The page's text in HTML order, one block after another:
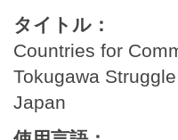
タイトル：
Countries for
Tokugawa
Japan